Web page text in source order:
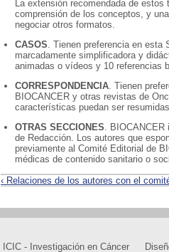
La extensión recomendada de
comprensión de los conceptos, y
negociar otros formatos.
CASOS. Tienen preferencia en esta
marcadamente simplificadora y
animadas o vídeos y 10 referencias
CORRESPONDENCIA. Tienen
BIOCANCER y otras revistas de
características puedan ser
OTRAS SECCIONES. BIOCANCER
de Redacción. Los autores que
previamente al Comité Editorial de
médicas de contenido sanitario o
‹ Relaciones de los autores con el
ICIC - Investigación en Cáncer